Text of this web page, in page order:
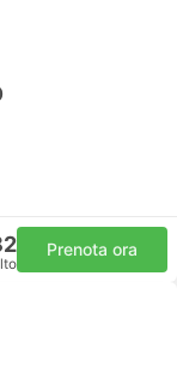
Prenota ora